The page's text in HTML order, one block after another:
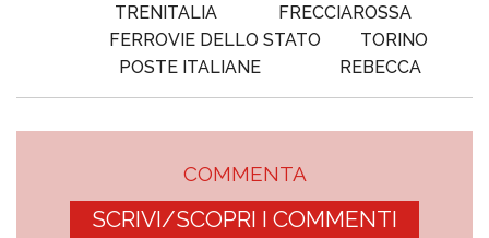
TRENITALIA
FRECCIAROSSA
FERROVIE DELLO STATO
TORINO
POSTE ITALIANE
REBECCA
COMMENTA
SCRIVI/SCOPRI I COMMENTI